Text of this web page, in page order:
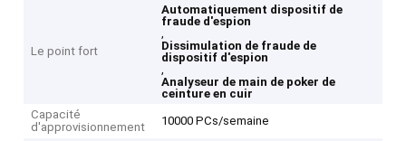
Le point fort
Automatiquement dispositif de
fraude d'espion
,
Dissimulation de fraude de
dispositif d'espion
,
Analyseur de main de poker de
ceinture en cuir
Capacité
d'approvisionnement
10000 PCs/semaine